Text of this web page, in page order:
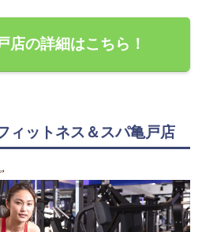
店の詳細はこちら！
ィットネス＆スパ亀戸店